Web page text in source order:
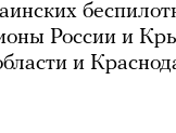
России и
и